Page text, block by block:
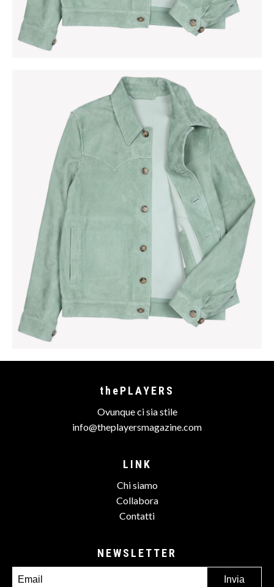
thePLAYERS
Ovunque ci sia stile
info@theplayersmagazine.com
LINK
Chi siamo
Collabora
Contatti
NEWSLETTER